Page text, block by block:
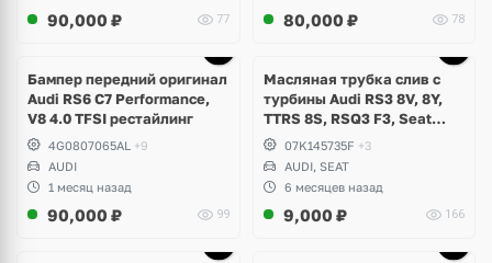
90,000 ₽ 77 80,000 ₽ 78
Бампер передний оригинал
Audi RS6 C7 Performance,
V8 4.0 TFSI рестайлинг
4G0807065AL
+9
AUDI
1 месяц назад
90,000 ₽ 99
Масляная трубка слив с
турбины Audi RS3 8V, 8Y,
TTRS 8S, RSQ3 F3, Seat
Formentor Cupra 2.5 TFSI
Evo, DAZA, DNWA, DNWB
07K145735F +3
AUDI, SEAT
6 месяцев назад
9,000 ₽ 166